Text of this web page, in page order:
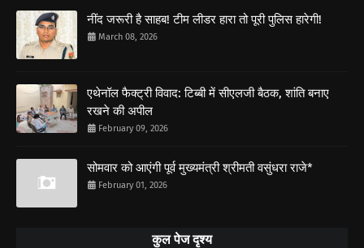
नींद जरूरी है साहब! टीम लीडर हारा तो पूरी पुलिस हारेगी!
March 08, 2026
एथेनॉल फैक्ट्री विवाद: टिब्बी में सीएलजी बैठक, शांति बनाए
रखने की अपील
February 09, 2026
सोमवार को आएंगी पूर्व मुख्यमंत्री श्रीमती वसुंधरा राजे*
February 01, 2026
कुल पेज दृश्य